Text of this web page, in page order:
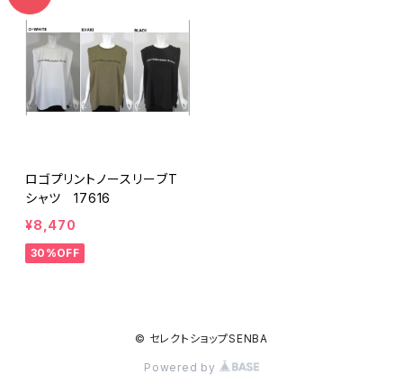
ロゴプリントノースリーブT
シャツ 17616
¥8,470
30%OFF
© セレクトショップSENBA
Powered by